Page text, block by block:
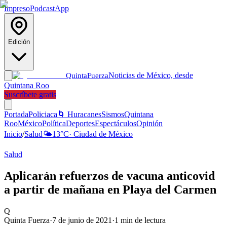
ImpresoPodcastApp
Edición
QuintaFuerzaNoticias de México, desde
Quintana Roo
Suscríbete gratis
PortadaPoliciaca 🌀 HuracanesSismosQuintana
RooMéxicoPolíticaDeportesEspectáculosOpinión
Inicio/Salud🌤️13°C· Ciudad de México
Salud
Aplicarán refuerzos de vacuna anticovid
a partir de mañana en Playa del Carmen
Q
Quinta Fuerza·7 de junio de 2021 ·1 min de lectura